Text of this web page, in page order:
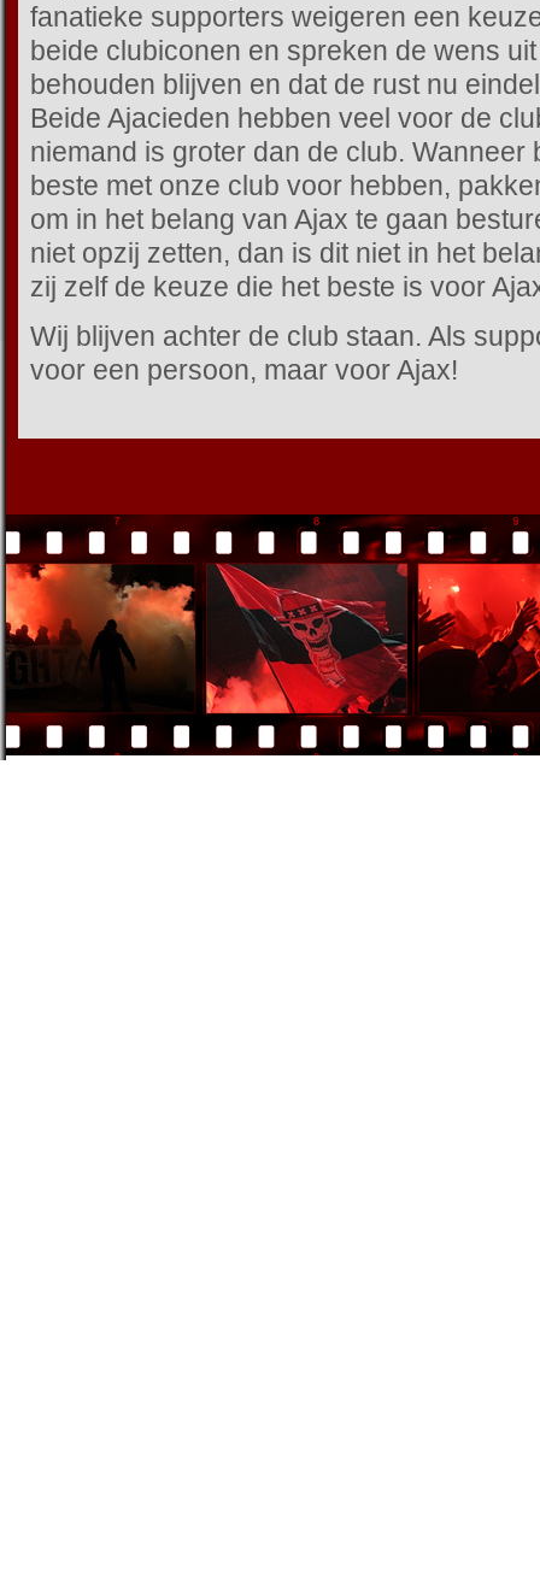
fanatieke supporters weigeren een
beide clubiconen en spreken de wens
behouden blijven en dat de rust nu
Beide Ajacieden hebben veel voor de
niemand is groter dan de club. Wanneer
beste met onze club voor hebben,
om in het belang van Ajax te gaan
niet opzij zetten, dan is dit niet in het
zij zelf de keuze die het beste is voor
Wij blijven achter de club staan. Als
voor een persoon, maar voor Ajax!